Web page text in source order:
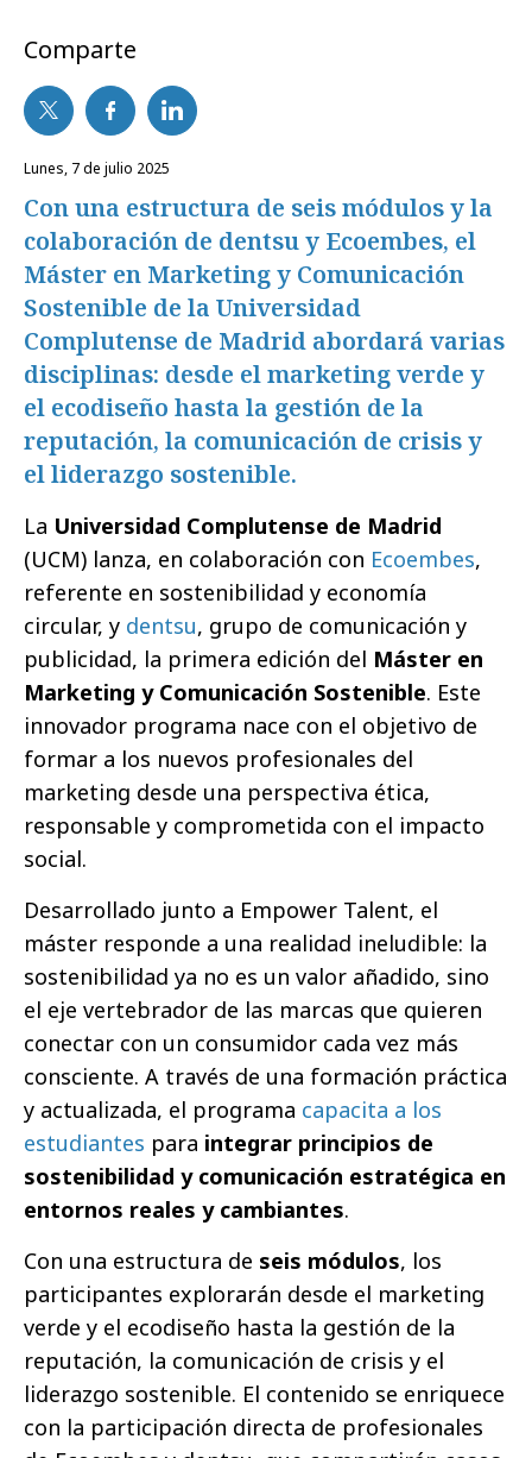
Comparte
lunes, 7 de julio 2025
Con una estructura de seis módulos y la
colaboración de dentsu y Ecoembes, el
Máster en Marketing y Comunicación
Sostenible de la Universidad
Complutense de Madrid abordará varias
disciplinas: desde el marketing verde y
el ecodiseño hasta la gestión de la
reputación, la comunicación de crisis y
el liderazgo sostenible.
La Universidad Complutense de Madrid
(UCM) lanza, en colaboración con Ecoembes,
referente en sostenibilidad y economía
circular, y dentsu, grupo de comunicación y
publicidad, la primera edición del Máster en
Marketing y Comunicación Sostenible. Este
innovador programa nace con el objetivo de
formar a los nuevos profesionales del
marketing desde una perspectiva ética,
responsable y comprometida con el impacto
social.
Desarrollado junto a Empower Talent, el
máster responde a una realidad ineludible: la
sostenibilidad ya no es un valor añadido, sino
el eje vertebrador de las marcas que quieren
conectar con un consumidor cada vez más
consciente. A través de una formación práctica
y actualizada, el programa capacita a los
estudiantes para integrar principios de
sostenibilidad y comunicación estratégica en
entornos reales y cambiantes.
Con una estructura de seis módulos, los
participantes explorarán desde el marketing
verde y el ecodiseño hasta la gestión de la
reputación, la comunicación de crisis y el
liderazgo sostenible. El contenido se enriquece
con la participación directa de profesionales